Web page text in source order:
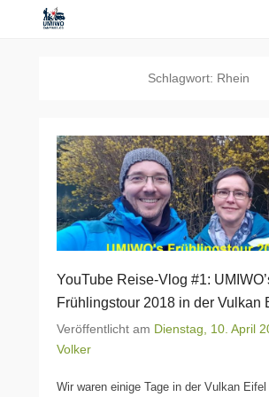
Schlagwort: Rhein
YouTube Reise-Vlog #1:
Frühlingstour 2018 in der Vulkan
Veröffentlicht am Dienstag, 10. April
Volker
Wir waren einige Tage in der Vulkan Eifel